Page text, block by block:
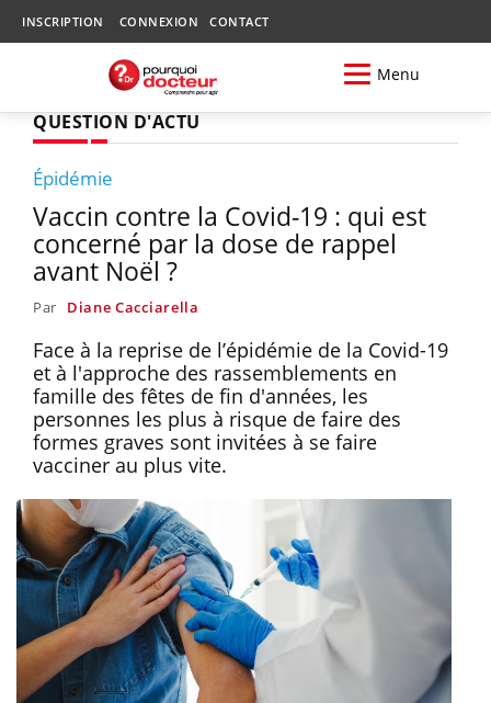
INSCRIPTION CONNEXION CONTACT
Menu
QUESTION D'ACTU
Épidémie
Vaccin contre la Covid-19 : qui est
concerné par la dose de rappel
avant Noël ?
Par Diane Cacciarella
Face à la reprise de l’épidémie de la Covid-19
et à l'approche des rassemblements en
famille des fêtes de fin d'années, les
personnes les plus à risque de faire des
formes graves sont invitées à se faire
vacciner au plus vite.